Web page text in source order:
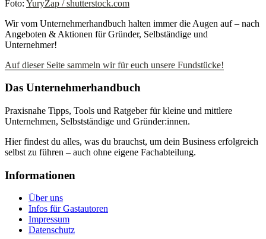
Foto: YuryZap / shutterstock.com
Wir vom Unternehmerhandbuch halten immer die Augen auf – nach
Angeboten & Aktionen für Gründer, Selbständige und
Unternehmer!
Auf dieser Seite sammeln wir für euch unsere Fundstücke!
Das Unternehmerhandbuch
Praxisnahe Tipps, Tools und Ratgeber für kleine und mittlere
Unternehmen, Selbstständige und Gründer:innen.
Hier findest du alles, was du brauchst, um dein Business erfolgreich
selbst zu führen – auch ohne eigene Fachabteilung.
Informationen
Über uns
Infos für Gastautoren
Impressum
Datenschutz